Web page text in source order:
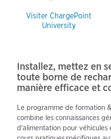
Visiter ChargePoint
University
Installez, mettez en
toute borne de
manière efficace et
Le programme de formation
combine les connaissances
d'alimentation pour véhicules